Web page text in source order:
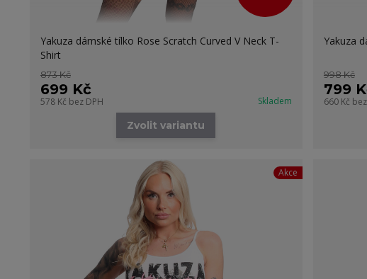
Yakuza dámské tílko Rose Scratch Curved V Neck T-
Shirt
873 Kč
699 Kč
578 Kč bez DPH Skladem
Zvolit variantu
Yakuza
998 Kč
799
660 Kč
Akce